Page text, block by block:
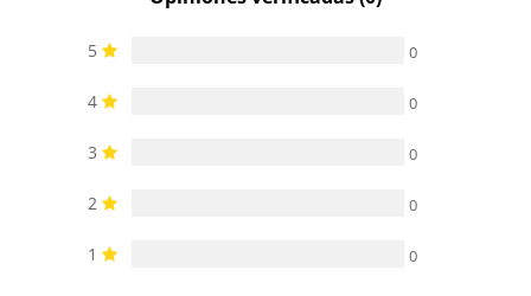
5 0
4 0
3 0
2 0
1 0